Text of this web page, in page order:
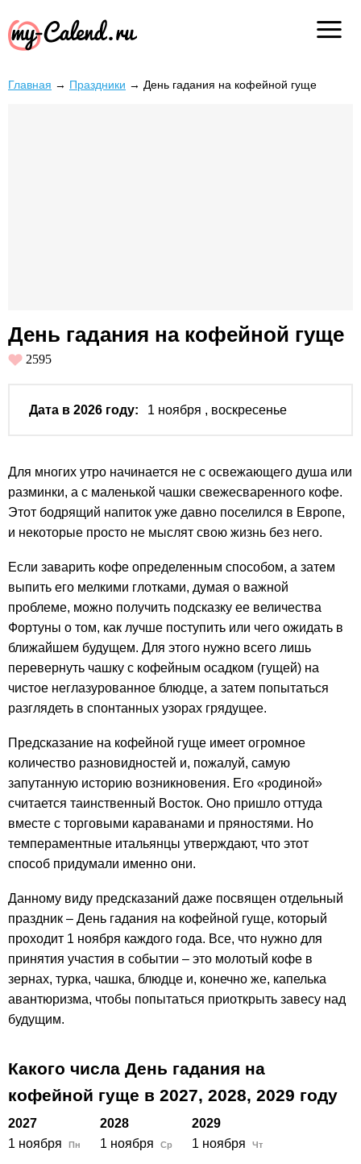
Главная → Праздники → День гадания на кофейной гуще
День гадания на кофейной гуще
2595
Дата в 2026 году: 1 ноября , воскресенье
Для многих утро начинается не с освежающего душа или
разминки, а с маленькой чашки свежесваренного кофе.
Этот бодрящий напиток уже давно поселился в Европе,
и некоторые просто не мыслят свою жизнь без него.
Если заварить кофе определенным способом, а затем
выпить его мелкими глотками, думая о важной
проблеме, можно получить подсказку ее величества
Фортуны о том, как лучше поступить или чего ожидать в
ближайшем будущем. Для этого нужно всего лишь
перевернуть чашку с кофейным осадком (гущей) на
чистое неглазурованное блюдце, а затем попытаться
разглядеть в спонтанных узорах грядущее.
Предсказание на кофейной гуще имеет огромное
количество разновидностей и, пожалуй, самую
запутанную историю возникновения. Его «родиной»
считается таинственный Восток. Оно пришло оттуда
вместе с торговыми караванами и пряностями. Но
темпераментные итальянцы утверждают, что этот
способ придумали именно они.
Данному виду предсказаний даже посвящен отдельный
праздник – День гадания на кофейной гуще, который
проходит 1 ноября каждого года. Все, что нужно для
принятия участия в событии – это молотый кофе в
зернах, турка, чашка, блюдце и, конечно же, капелька
авантюризма, чтобы попытаться приоткрыть завесу над
будущим.
Какого числа День гадания на
кофейной гуще в 2027, 2028, 2029 году
2027 2028
2029
1 ноября
Пн 1 ноября Ср 1 ноября Чт